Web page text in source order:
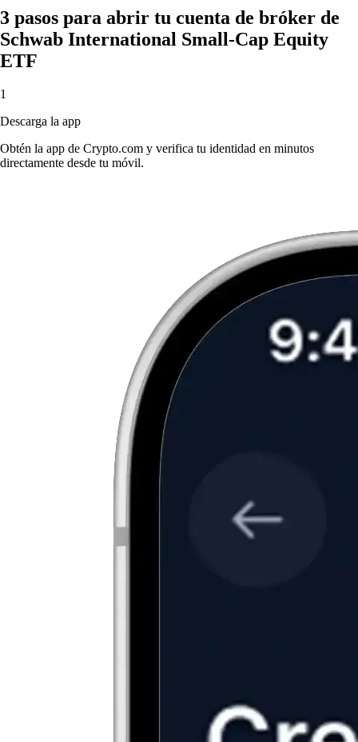
3 pasos para abrir tu cuenta de bróker de
Schwab International Small-Cap Equity
ETF
1
Descarga la app
Obtén la app de Crypto.com y verifica tu identidad en minutos
directamente desde tu móvil.